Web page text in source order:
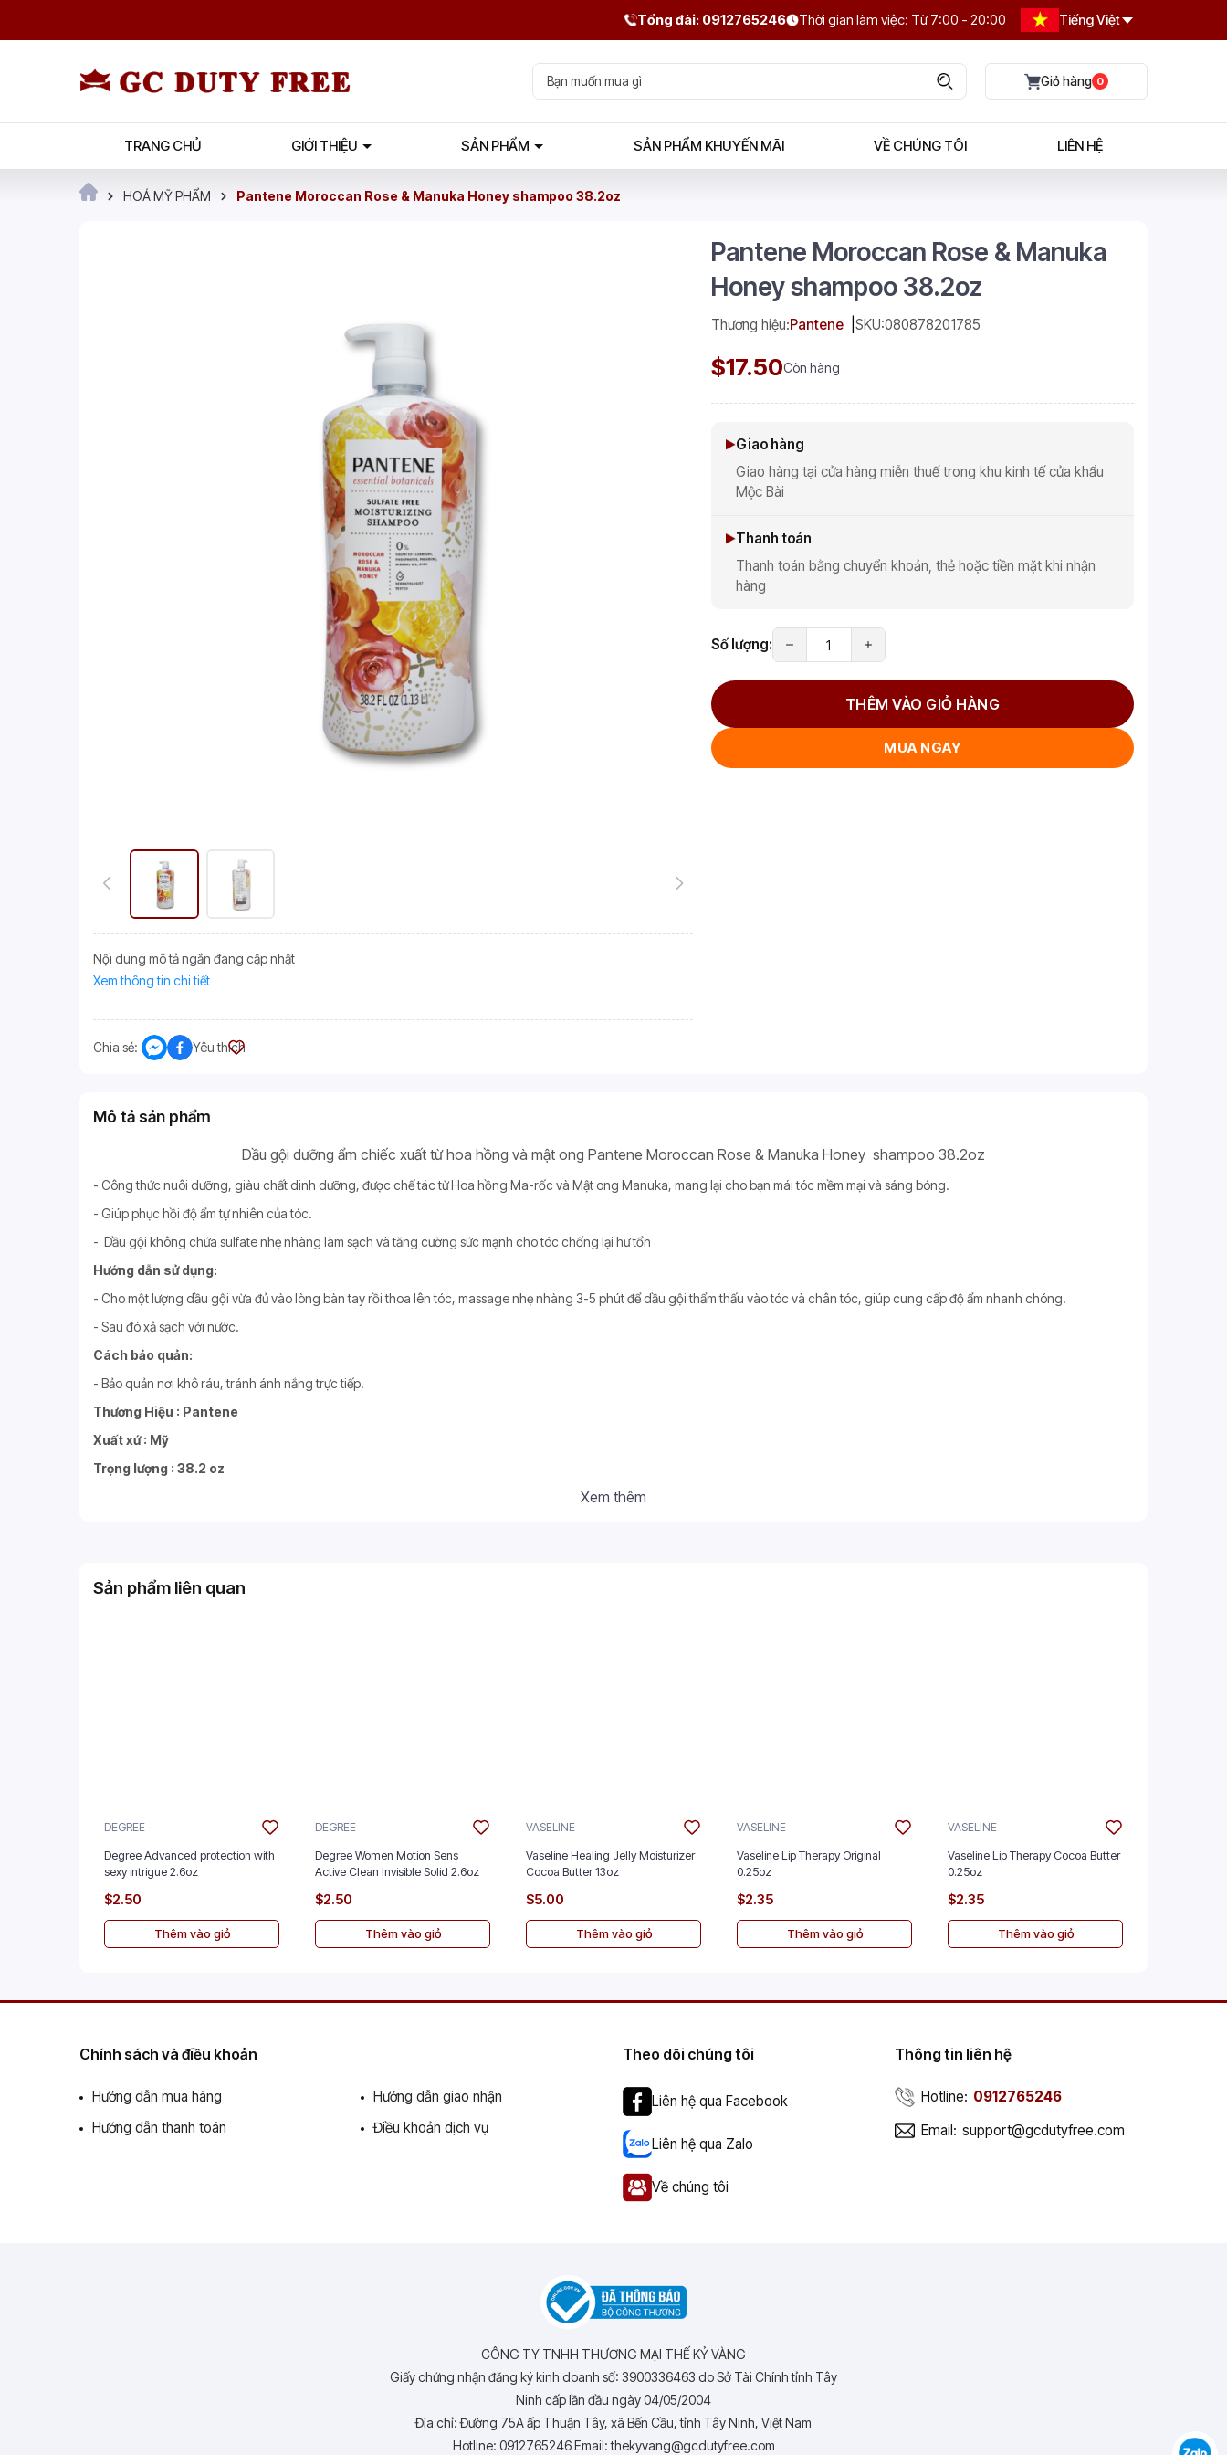
Tổng đài: 0912765246 Thời gian làm việc: Từ 7:00 - 20:00 Tiếng Việt
0
TRANG CHỦ GIỚI THIỆU SẢN PHẨM SẢN PHẨM KHUYẾN MÃI VỀ CHÚNG TÔI LIÊN HỆ
HOÁ MỸ PHẨM Pantene Moroccan Rose & Manuka Honey shampoo 38.2oz
Nội dung mô tả ngắn đang cập nhật
Xem thông tin chi tiết
Chia sẻ: Yêu thích
Pantene Moroccan Rose & Manuka
Honey shampoo 38.2oz
Thương hiệu:Pantene SKU:080878201785
$17.50Còn hàng
Giao hàng
Giao hàng tại cửa hàng miễn thuế trong khu kinh tế cửa khẩu
Mộc Bài
Thanh toán
Thanh toán bằng chuyển khoản, thẻ hoặc tiền mặt khi nhận
hàng
Số lượng:
THÊM VÀO GIỎ HÀNG
MUA NGAY
Mô tả sản phẩm
Dầu gội dưỡng ẩm chiếc xuất từ hoa hồng và mật ong Pantene Moroccan Rose & Manuka Honey shampoo 38.2oz
- Công thức nuôi dưỡng, giàu chất dinh dưỡng, được chế tác từ Hoa hồng Ma-rốc và Mật ong Manuka, mang lại cho bạn mái tóc mềm mại và sáng bóng.
- Giúp phục hồi độ ẩm tự nhiên của tóc.
- Dầu gội không chứa sulfate nhẹ nhàng làm sạch và tăng cường sức mạnh cho tóc chống lại hư tổn
Hướng dẫn sử dụng:
- Cho một lượng dầu gội vừa đủ vào lòng bàn tay rồi thoa lên tóc, massage nhẹ nhàng 3-5 phút để dầu gội thẩm thấu vào tóc và chân tóc, giúp cung cấp độ ẩm nhanh chóng.
- Sau đó xả sạch với nước.
Cách bảo quản:
- Bảo quản nơi khô ráu, tránh ánh nắng trực tiếp.
Thương Hiệu : Pantene
Xuất xứ : Mỹ
Trọng lượng : 38.2 oz
Xem thêm
Sản phẩm liên quan
DEGREE
Degree Advanced protection with
sexy intrigue 2.6oz
$2.50
Thêm vào giỏ
DEGREE
Degree Women Motion Sens
Active Clean Invisible Solid 2.6oz
$2.50
Thêm vào giỏ
VASELINE
Vaseline Healing Jelly Moisturizer
Cocoa Butter 13oz
$5.00
Thêm vào giỏ
VASELINE
Vaseline Lip Therapy Original
0.25oz
$2.35
Thêm vào giỏ
VASELINE
Vaseline Lip Therapy Cocoa Butter
0.25oz
$2.35
Thêm vào giỏ
Chính sách và điều khoản
Hướng dẫn mua hàng
Hướng dẫn thanh toán
Hướng dẫn giao nhận
Điều khoản dịch vụ
Theo dõi chúng tôi
Liên hệ qua Facebook
Liên hệ qua Zalo
Về chúng tôi
Thông tin liên hệ
Hotline: 0912765246
Email: support@gcdutyfree.com
CÔNG TY TNHH THƯƠNG MẠI THẾ KỶ VÀNG
Giấy chứng nhận đăng ký kinh doanh số: 3900336463 do Sở Tài Chính tỉnh Tây
Ninh cấp lần đầu ngày 04/05/2004
Địa chỉ: Đường 75A ấp Thuận Tây, xã Bến Cầu, tỉnh Tây Ninh, Việt Nam
Hotline: 0912765246 Email: thekyvang@gcdutyfree.com